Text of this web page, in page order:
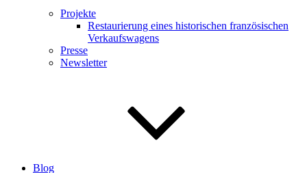
Projekte
Restaurierung eines historischen französischen
Verkaufswagens
Presse
Newsletter
Blog